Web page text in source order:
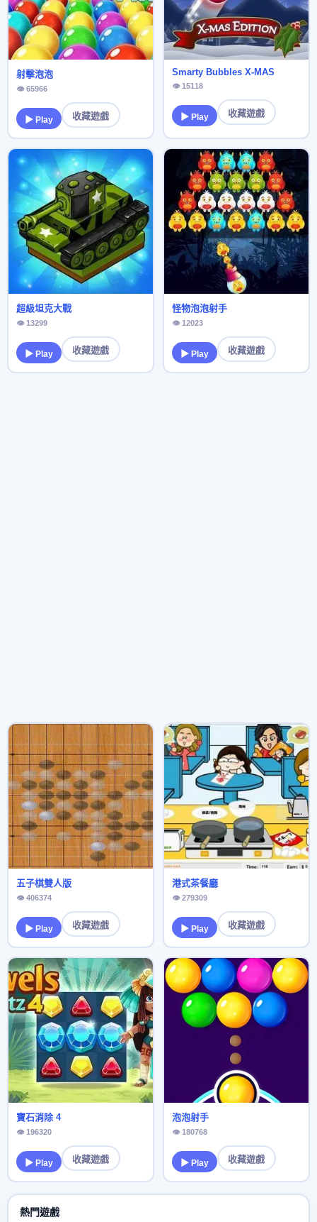
射擊泡泡
👁 65966
▶ Play 收藏遊戲
Smarty Bubbles X-MAS
👁 15118
▶ Play 收藏遊戲
超級坦克大戰
👁 13299
▶ Play 收藏遊戲
怪物泡泡射手
👁 12023
▶ Play 收藏遊戲
五子棋雙人版
👁 406374
▶ Play 收藏遊戲
港式茶餐廳
👁 279309
▶ Play 收藏遊戲
寶石消除 4
👁 196320
▶ Play 收藏遊戲
泡泡射手
👁 180768
▶ Play 收藏遊戲
熱門遊戲